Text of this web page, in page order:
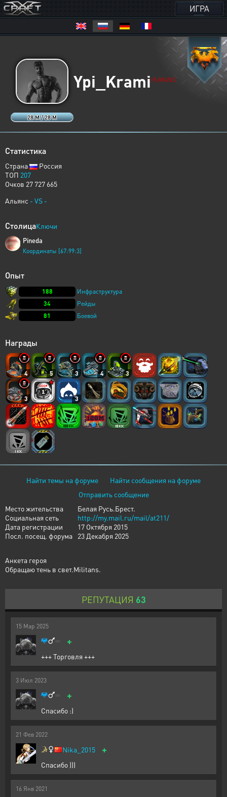
ИГРА
28 M / 28 M
Ypi_Krami HUMANS
Статистика
Страна
Россия
ТОП 207
Очков 27 727 665
Альянс - VS -
СтолицаКлючи
Pineda
Координаты [67:99:3]
Опыт
188
Инфраструктура
34
Рейды
81
Боевой
Награды
4 5 3 4 3
3 3
Найти темы на форуме
Найти сообщения на форуме
Отправить сообщение
Место жительства
Белая Русь.Брест.
Социальная сеть
http://my.mail.ru/mail/at211/
Дата регистрации
17 Октября 2015
Посл. посещ. форума
23 Декабря 2025
Анкета героя
Обращаю тень в свет.Militans.
РЕПУТАЦИЯ 63
15 Мар 2025
+
+++ Торговля +++
3 Июл 2023
+
Спасибо :)
21 Фев 2022
Nika_2015 +
Спасибо )))
16 Янв 2021